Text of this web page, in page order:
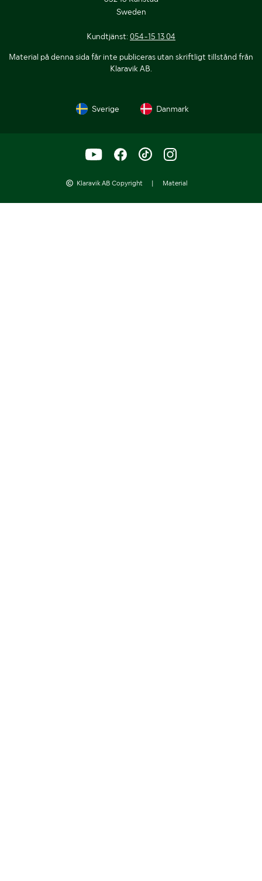
Sweden
Kundtjänst: 054-15 13 04
Material på denna sida får inte publiceras utan skriftligt tillstånd från
Klaravik AB.
Sverige Danmark
Klaravik AB Copyright | Material